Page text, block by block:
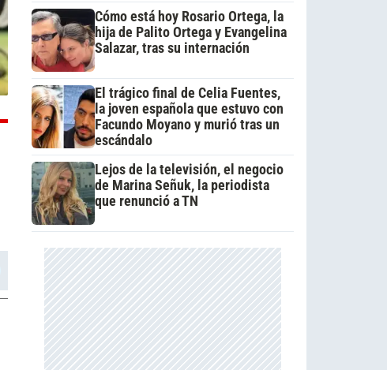
Cómo está hoy Rosario Ortega, la
hija de Palito Ortega y Evangelina
Salazar, tras su internación
El trágico final de Celia Fuentes,
la joven española que estuvo con
Facundo Moyano y murió tras un
escándalo
Lejos de la televisión, el negocio
de Marina Señuk, la periodista
que renunció a TN